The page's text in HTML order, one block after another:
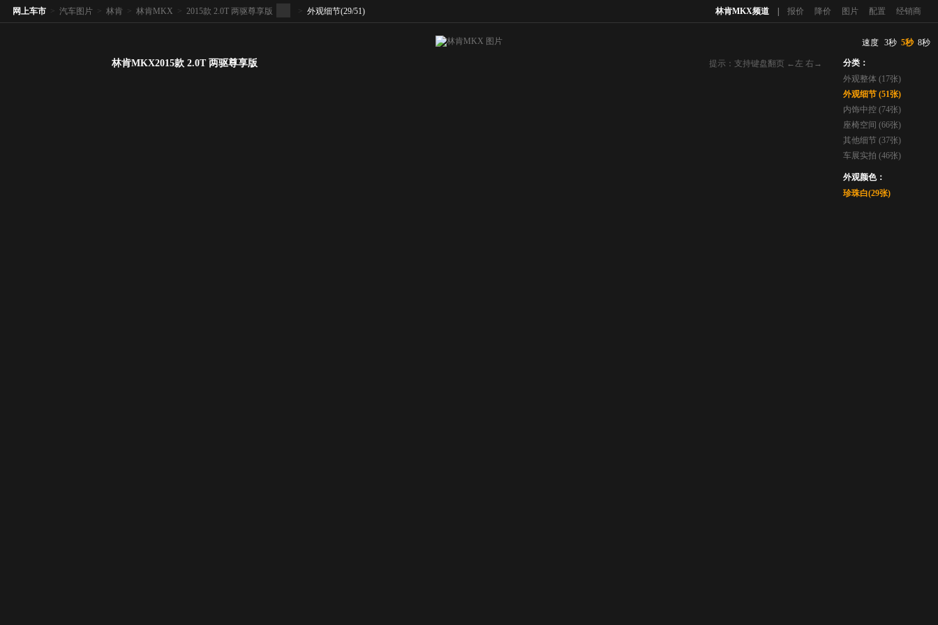
林肯MKX频道 报价 降价 图片 配置 经销商
网上车市 > 汽车图片 > 林肯 > 林肯MKX > 2015款 2.0T 两驱尊享版 > 外观细节(29/51)
提示：支持键盘翻页 ←左 右→
林肯MKX2015款 2.0T 两驱尊享版
速度 3秒 5秒 8秒
分类：
外观整体 (17张)
外观细节 (51张)
内饰中控 (74张)
座椅空间 (66张)
其他细节 (37张)
车展实拍 (46张)
外观颜色：
珍珠白(29张)